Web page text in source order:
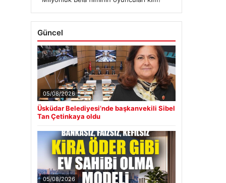
Güncel
05/08/2026
Üsküdar Belediyesi’nde başkanvekili Sibel
Tan Çetinkaya oldu
05/08/2026